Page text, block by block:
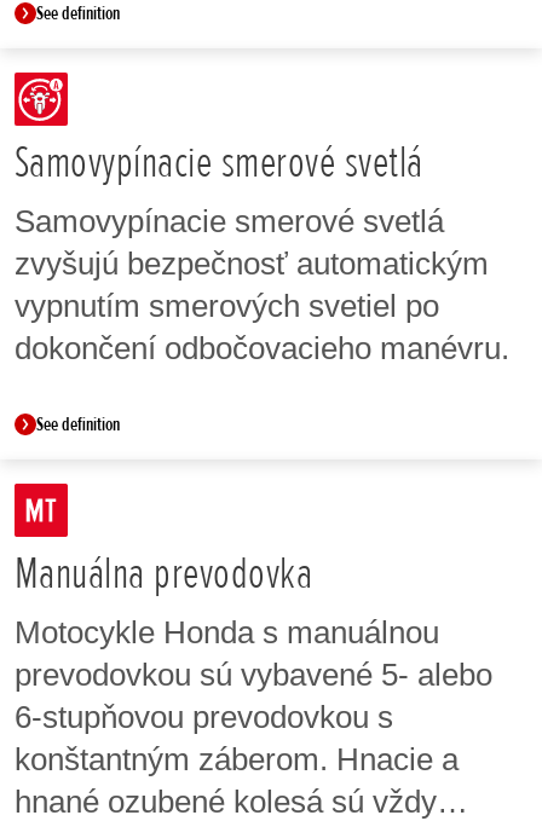
únava.
See definition
Samovypínacie smerové svetlá
Samovypínacie smerové svetlá
zvyšujú bezpečnosť automatickým
vypnutím smerových svetiel po
dokončení odbočovacieho manévru.
See definition
Manuálna prevodovka
Motocykle Honda s manuálnou
prevodovkou sú vybavené 5- alebo
6-stupňovou prevodovkou s
konštantným záberom. Hnacie a
hnané ozubené kolesá sú vždy